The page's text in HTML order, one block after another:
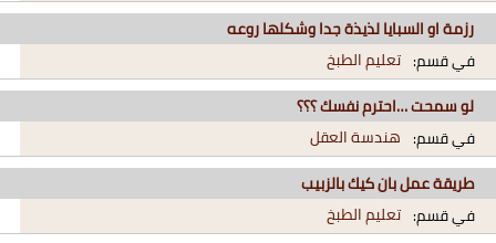
رزمة او السبايا لذيذة جدا وشكلها روعه
في قسم: تعليم الطبخ
لو سمحت …احترم نفسك ؟؟؟
في قسم: هندسة العقل
طريقة عمل بان كيك بالزبيب
في قسم: تعليم الطبخ